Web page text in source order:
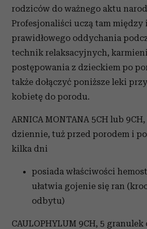
rodziców do ważnego aktu
Profesjonaliści uczą tam między
prawidłowego oddychania
technik relaksacyjnych,
postępowania z dzieckiem po
także dołączyć poniższe leki
kobietę do porodu.
ARNICA MONTANA 5CH lub
dziennie, tuż przed porodem i
kilka dni
posiada właściwości
ułatwia gojenie się ran
odbytu)
CAULOPHYLUM 9CH, 5